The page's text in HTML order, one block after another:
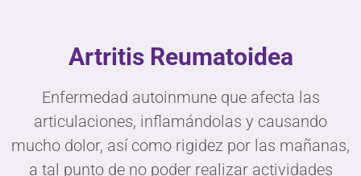
Artritis Reumatoidea
Enfermedad autoinmune que afecta las
articulaciones, inflamándolas y causando
mucho dolor, así como rigidez por las mañanas,
a tal punto de no poder realizar actividades